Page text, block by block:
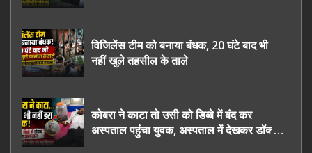
विजिलेंस टीम को बनाया बंधक, 20 घंटे बाद भी
नहीं खुले तहसील के ताले
कोबरा ने काटा तो उसी को डिब्बे में बंद कर
अस्पताल पहुंचा युवक, अस्पताल में देखकर डॉक्टर